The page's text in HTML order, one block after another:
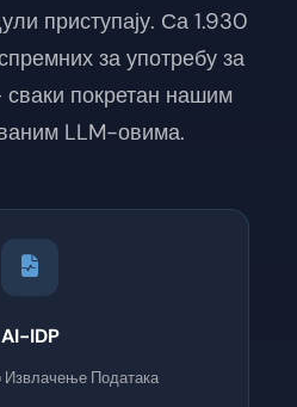
приступају. Са 1.930
за употребу за
сваки покретан нашим
LLM-овима.
AI-IDP
Извлачење Података